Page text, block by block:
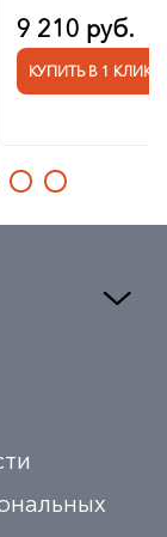
9 210 руб.
КУПИТЬ В 1 КЛИК